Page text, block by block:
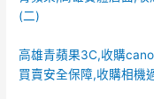
(二)
高雄青蘋果3C,收購
買賣安全保障,收購相機